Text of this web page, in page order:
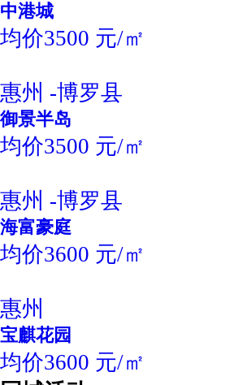
中港城
均价3500 元/㎡
惠州 -博罗县
御景半岛
均价3500 元/㎡
惠州 -博罗县
海富豪庭
均价3600 元/㎡
惠州
宝麒花园
均价3600 元/㎡